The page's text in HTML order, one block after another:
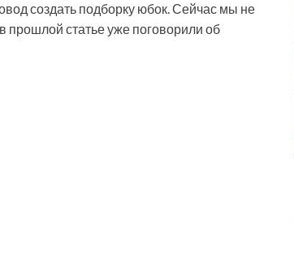
создать подборку юбок. Сейчас мы не
прошлой статье уже поговорили об